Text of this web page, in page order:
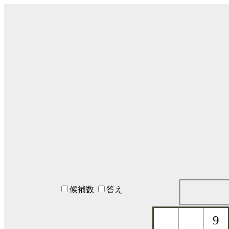
候補数 答え